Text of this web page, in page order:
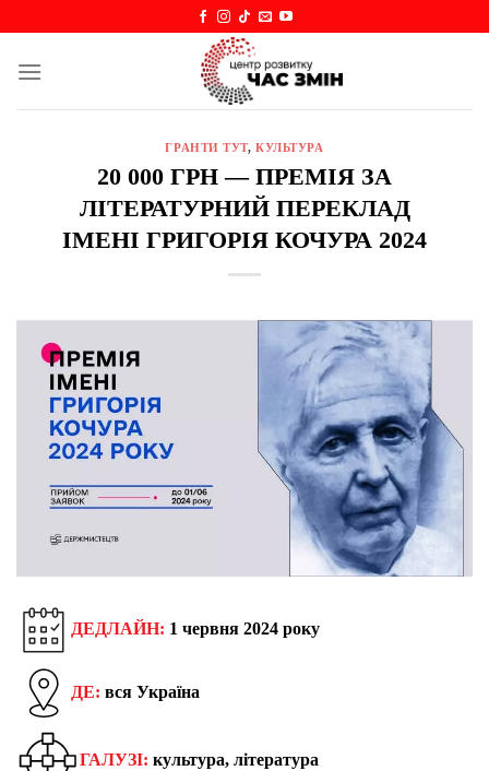
content
ГРАНТИ ТУТ,КУЛЬТУРА
20 000 ГРН — ПРЕМІЯ ЗА
ЛІТЕРАТУРНИЙ ПЕРЕКЛАД
ІМЕНІ ГРИГОРІЯ КОЧУРА 2024
ДЕДЛАЙН: 1 червня 2024 року
ДЕ: вся Україна
ГАЛУЗІ: культура, література